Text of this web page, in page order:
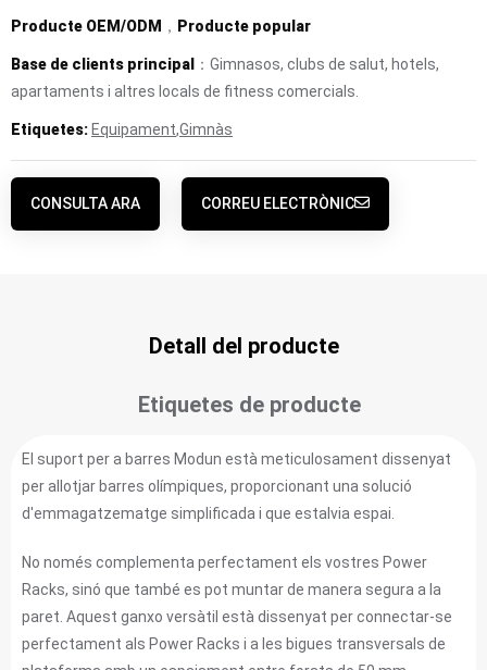
Producte OEM/ODM ， Producte popular
Base de clients principal
：Gimnasos, clubs de salut, hotels,
apartaments i altres locals de fitness comercials.
Etiquetes: Equipament,Gimnàs
CONSULTA ARA CORREU ELECTRÒNIC
Detall del producte
Etiquetes de producte
El suport per a barres Modun està meticulosament dissenyat
per allotjar barres olímpiques, proporcionant una solució
d'emmagatzematge simplificada i que estalvia espai.
No només complementa perfectament els vostres Power
Racks, sinó que també es pot muntar de manera segura a la
paret. Aquest ganxo versàtil està dissenyat per connectar-se
perfectament als Power Racks i a les bigues transversals de